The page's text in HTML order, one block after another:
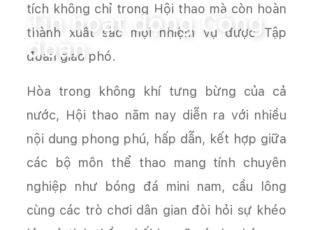
Tin hoạt động Công
đoàn
tích không chỉ trong Hội thao mà còn hoàn
thành xuất sắc mọi nhiệm vụ được Tập
đoàn giao phó.
Hòa trong không khí tưng bừng của cả
nước, Hội thao năm nay diễn ra với nhiều
nội dung phong phú, hấp dẫn, kết hợp giữa
các bộ môn thể thao mang tính chuyên
nghiệp như bóng đá mini nam, cầu lông
cùng các trò chơi dân gian đòi hỏi sự khéo